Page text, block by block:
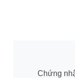
Chứng